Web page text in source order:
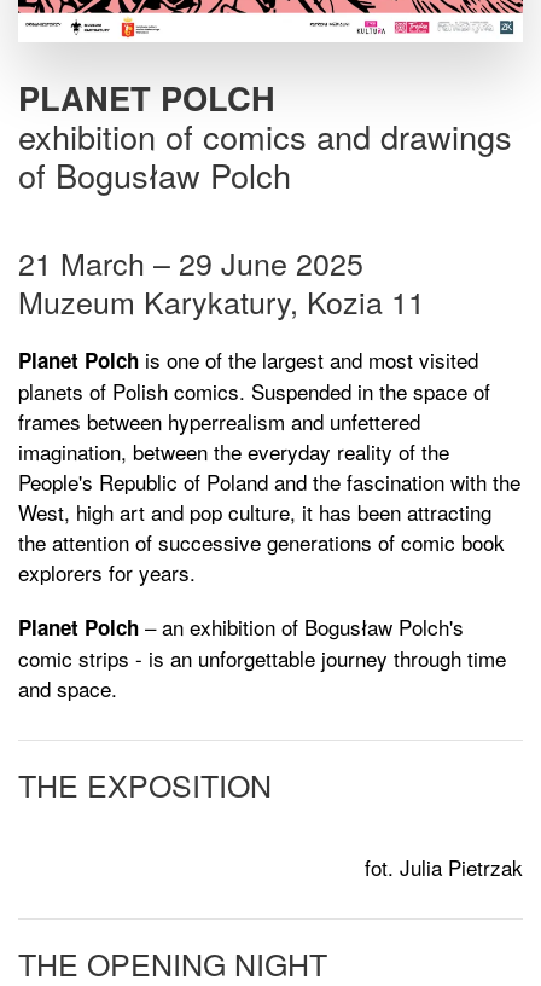
PLANET POLCH
exhibition of comics and drawings
of Bogusław Polch
21 March – 29 June 2025
Muzeum Karykatury, Kozia 11
Planet Polch is one of the largest and most visited
planets of Polish comics. Suspended in the space of
frames between hyperrealism and unfettered
imagination, between the everyday reality of the
People's Republic of Poland and the fascination with the
West, high art and pop culture, it has been attracting
the attention of successive generations of comic book
explorers for years.
Planet Polch – an exhibition of Bogusław Polch's
comic strips - is an unforgettable journey through time
and space.
THE EXPOSITION
fot. Julia Pietrzak
THE OPENING NIGHT